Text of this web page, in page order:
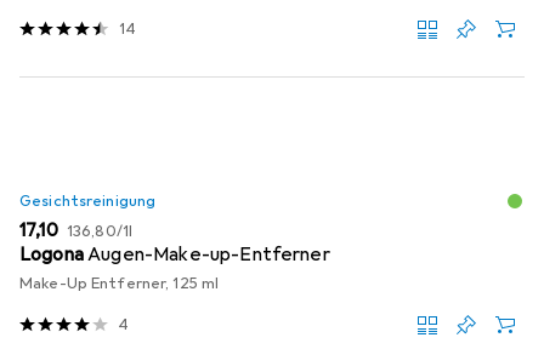
14
Gesichtsreinigung
EUR
17,10 EUR
136,80/1l
LogonaAugen-Make-up-Entferner
Make-Up Entferner, 125 ml
4